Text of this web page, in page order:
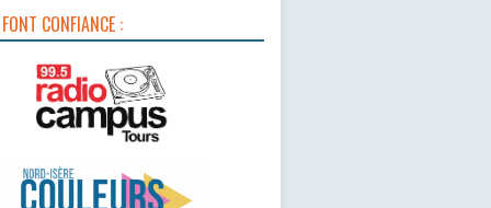
CONFIANCE :